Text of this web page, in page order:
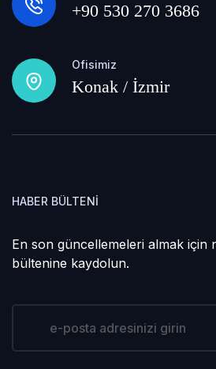
+90 530 270 3686
Ofisimiz
Konak / İzmir
HABER BÜLTENI
En son güncellemeleri almak için
bültenine kaydolun.